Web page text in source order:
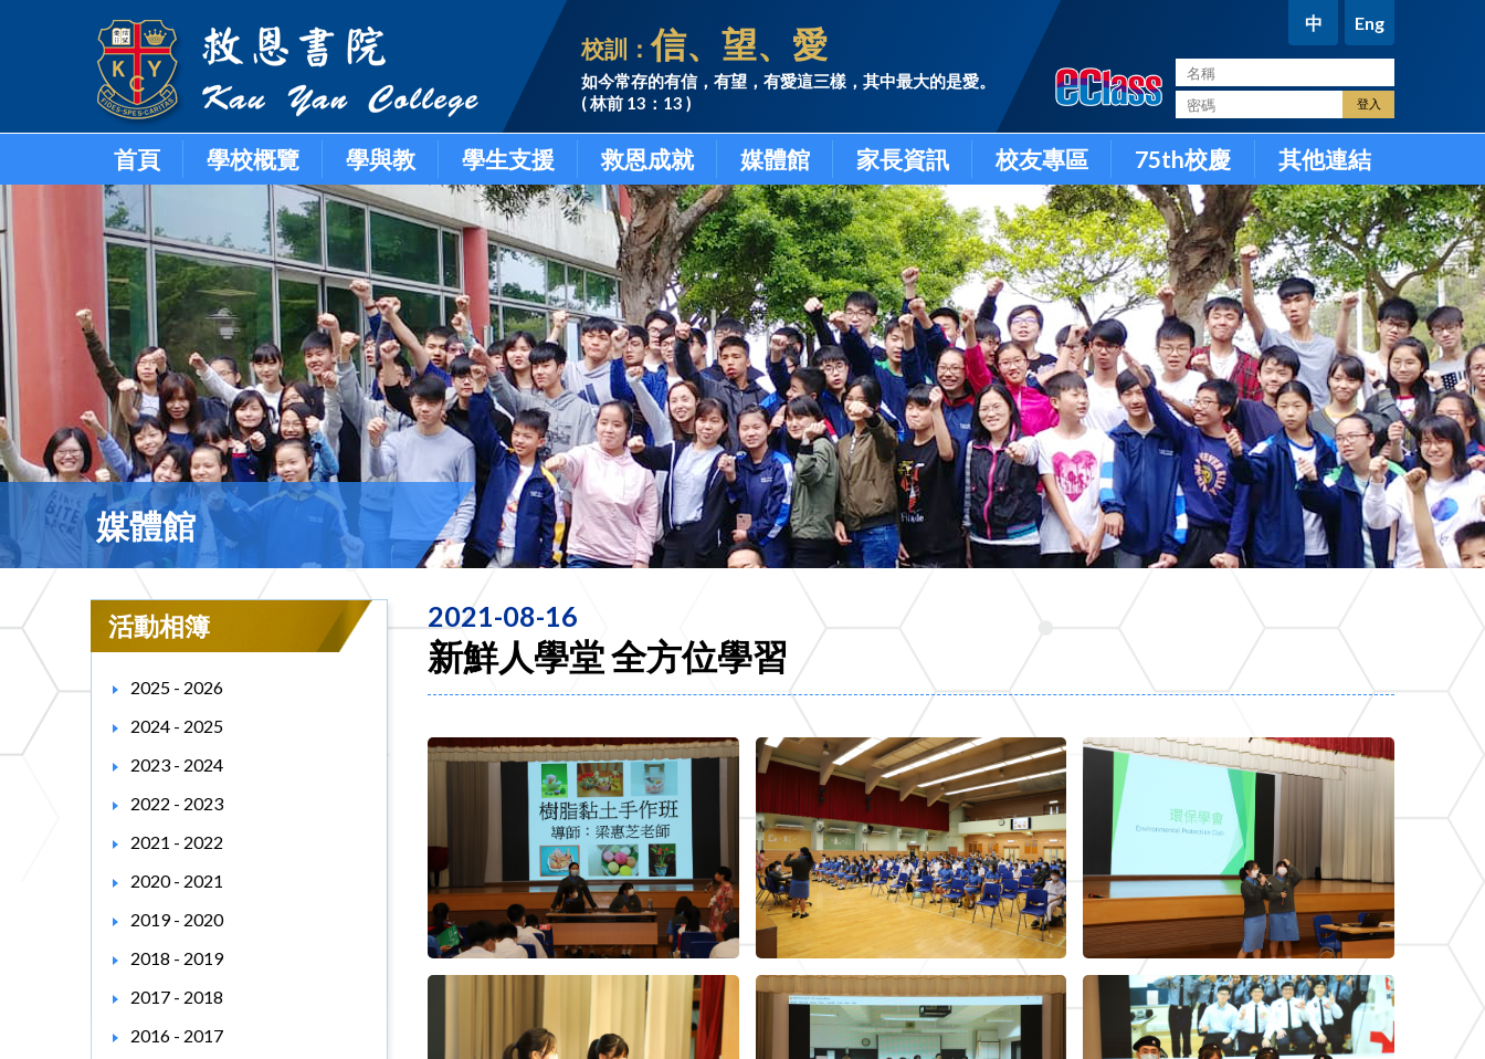
校訓：信、望、愛
如今常存的有信，有望，有愛這三樣，其中最大的是愛。
( 林前 13：13 )
中 Eng
首頁 學校概覽 學與教 學生支援 救恩成就 媒體館 家長資訊 校友專區 75th校慶 其他連結
媒體館
活動相簿
2025 - 2026
2024 - 2025
2023 - 2024
2022 - 2023
2021 - 2022
2020 - 2021
2019 - 2020
2018 - 2019
2017 - 2018
2016 - 2017
2021-08-16
新鮮人學堂 全方位學習